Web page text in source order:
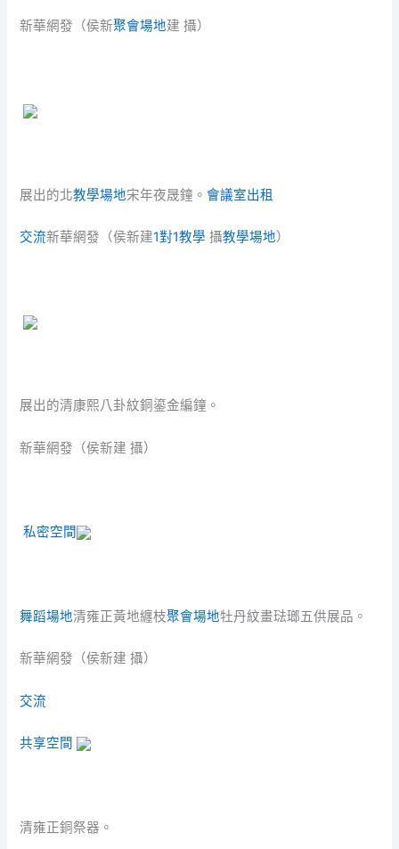
新華網發（侯新聚會場地建 攝）
展出的北教學場地宋年夜晟鐘。會議室出租
交流新華網發（侯新建1對1教學 攝教學場地）
展出的清康熙八卦紋銅鎏金編鐘。
新華網發（侯新建 攝）
私密空間
舞蹈場地清雍正黃地纏枝聚會場地牡丹紋畫琺瑯五供展品。
新華網發（侯新建 攝）
交流
共享空間
清雍正銅祭器。